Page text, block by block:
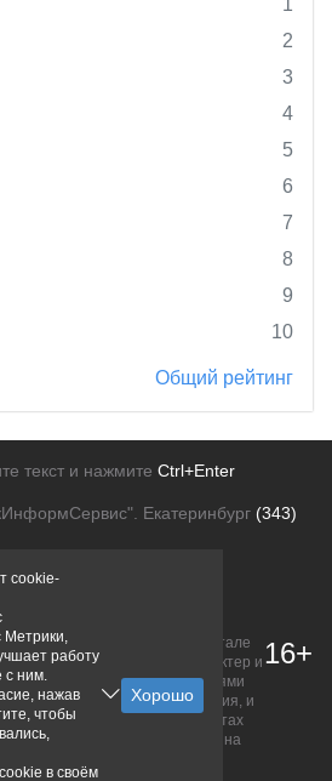
1
2
3
4
5
6
7
8
9
10
Общий рейтинг
текст и нажмите Ctrl+Enter
Екатеринбург (343)
рекламодателей
банков, размещенная на портале
ознакомительный характер и
определяемой положениями
точного и полного описания, и
условия уточняйте на сайтах
Исключительное право на
их правообладателям.
16+
cookie-
Метрики,
работу
с ним.
нажав
чтобы
в своём